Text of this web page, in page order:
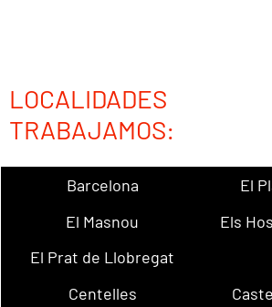
LOCALIDADES
TRABAJAMOS:
Barcelona
El
El Masnou
Els
El Prat de Llobregat
Centelles